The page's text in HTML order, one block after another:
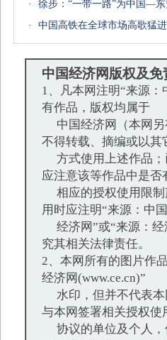
·
徐步：“一带一路”为中国—
·
中国高铁在全球市场高歌猛
中国经济网版权及免
1、凡本网注明“来源
有作品，版权均属于
中国经济网（本网另
不得转载、摘编或以其
方式使用上述作品；
应注意该等作品中是否
相应的授权使用限制
用时应注明“来源：中国
经济网”或“来源：经
究其相关法律责任。
2、本网所有的图片作
经济网(www.ce.cn)”
水印，但并不代表本
与本网签署相关授权使
协议的单位及个人，